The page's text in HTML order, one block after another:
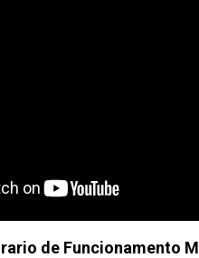
de Funcionamento